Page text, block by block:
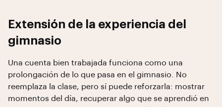
Extensión de la experiencia del
gimnasio
Una cuenta bien trabajada funciona como una
prolongación de lo que pasa en el gimnasio. No
reemplaza la clase, pero sí puede reforzarla: mostrar
momentos del día, recuperar algo que se aprendió en